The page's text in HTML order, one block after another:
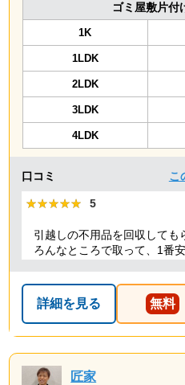
ゴミ屋敷片付
1K
1LDK
2LDK
3LDK
4LDK
口コミ こ
★★★★★
★★★★★ 5
引越しの不用品を回収して
ろんなところで取って、1番
回収の時は料金しようと思い
詳細を見る 無料
匠家